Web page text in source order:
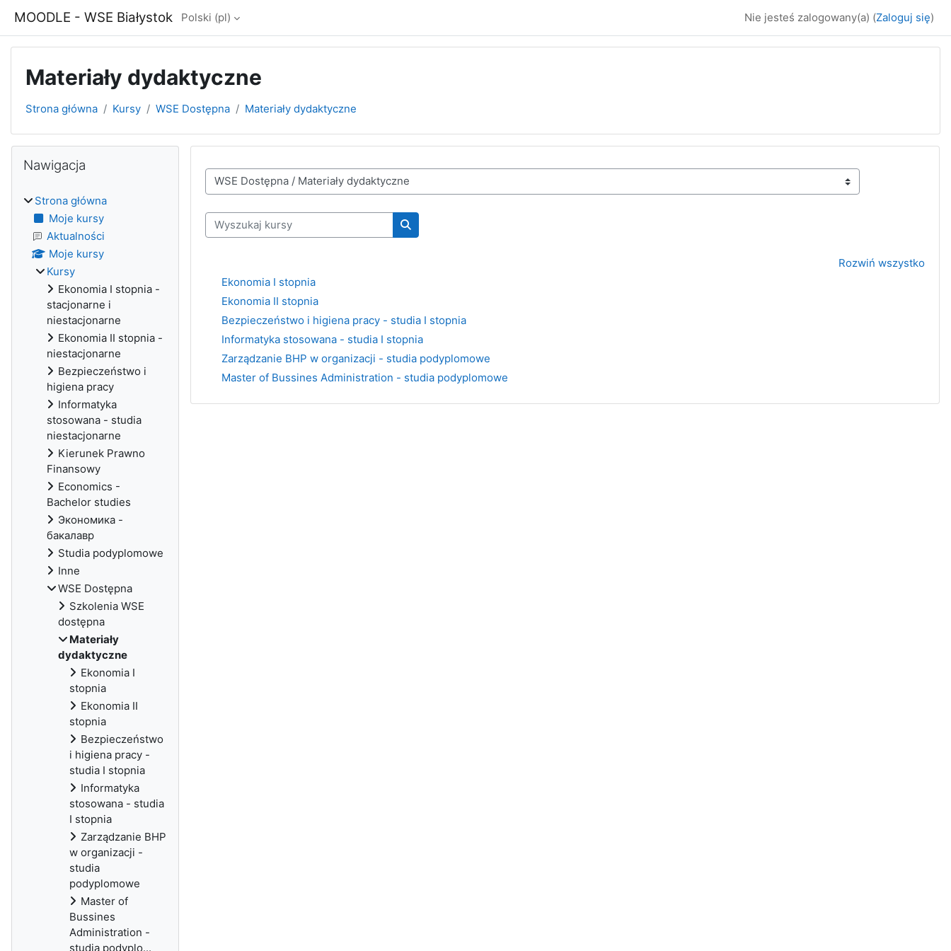
MOODLE - WSE Białystok Polski ‎(pl)‎ Nie jesteś zalogowany(a) (Zaloguj się)
Materiały dydaktyczne
Strona główna Kursy WSE Dostępna Materiały dydaktyczne
Kategorie kursów
Wyszukaj kursy
Wyszukaj kursy
Rozwiń wszystko
Ekonomia I stopnia
Ekonomia II stopnia
Bezpieczeństwo i higiena pracy - studia I stopnia
Informatyka stosowana - studia I stopnia
Zarządzanie BHP w organizacji - studia podyplomowe
Master of Bussines Administration - studia podyplomowe
Bloki
Nawigacja
Strona główna
Moje kursy
Aktualności
Moje kursy
Kursy
Ekonomia I stopnia -
stacjonarne i
niestacjonarne
Ekonomia II stopnia -
niestacjonarne
Bezpieczeństwo i
higiena pracy
Informatyka
stosowana - studia
niestacjonarne
Kierunek Prawno
Finansowy
Economics -
Bachelor studies
Экономика -
бакалавр
Studia podyplomowe
Inne
WSE Dostępna
Szkolenia WSE
dostępna
Materiały
dydaktyczne
Ekonomia I
stopnia
Ekonomia II
stopnia
Bezpieczeństwo
i higiena pracy -
studia I stopnia
Informatyka
stosowana - studia
I stopnia
Zarządzanie BHP
w organizacji -
studia
podyplomowe
Master of
Bussines
Administration -
studia podyplo...